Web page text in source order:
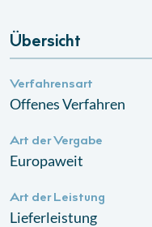
Übersicht
Verfahrensart
Offenes Verfahren
Art der Vergabe
Europaweit
Art der Leistung
Lieferleistung